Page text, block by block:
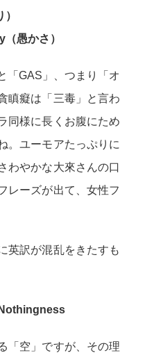
愚かさ）
「GAS」、つまり「オ
瞋癡は「三毒」と言わ
同様に長くお腹にため
。ユーモアたっぷりに
わやかな大來さんの口
レーズが出て、女性フ
英訳が混乱をきたすも
「空」ですが、その理